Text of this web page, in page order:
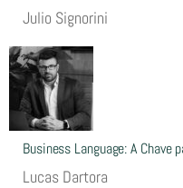
Julio Signorini
Business Language: A
Lucas Dartora